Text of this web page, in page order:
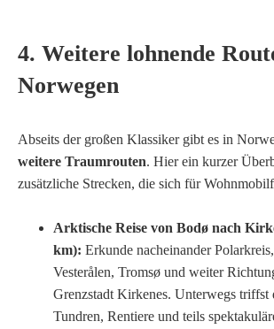
4. Weitere lohnende
Norwegen
Abseits der großen Klassiker gibt es in
weitere Traumrouten. Hier ein kurzer
zusätzliche Strecken, die sich für
Arktische Reise von Bodø nach
km): Erkunde nacheinander
Vesterålen, Tromsø und weiter
Grenzstadt Kirkenes. Unterwegs triffst
Tundren, Rentiere und teils